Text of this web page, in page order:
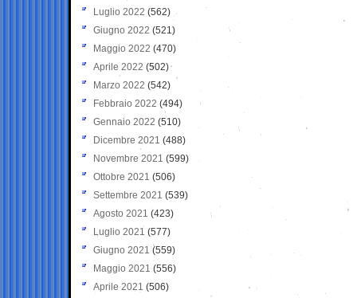
Luglio 2022 (562)
Giugno 2022 (521)
Maggio 2022 (470)
Aprile 2022 (502)
Marzo 2022 (542)
Febbraio 2022 (494)
Gennaio 2022 (510)
Dicembre 2021 (488)
Novembre 2021 (599)
Ottobre 2021 (506)
Settembre 2021 (539)
Agosto 2021 (423)
Luglio 2021 (577)
Giugno 2021(559)
Maggio 2021 (556)
Aprile 2021 (506)